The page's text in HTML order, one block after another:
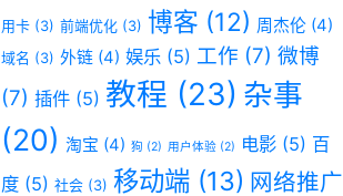
用卡 (3) 前端优化 (3) 博客 (12) 周杰伦 (4)
域名 (3) 外链 (4) 娱乐 (5) 工作 (7) 微博
(7) 插件 (5) 教程 (23) 杂事
(20) 淘宝 (4) 狗 (2) 用户体验 (2) 电影 (5) 百
度 (5) 社会 (3) 移动端 (13) 网络推广